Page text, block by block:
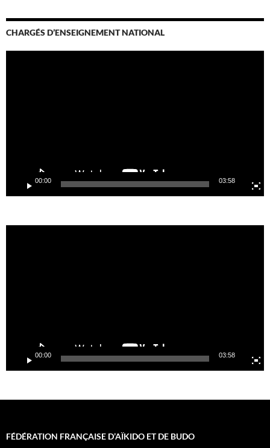
CHARGÉS D’ENSEIGNEMENT NATIONAL
00:00 03:58
00:00 03:58
FÉDÉRATION FRANÇAISE D’AÏKIDO ET DE BUDO